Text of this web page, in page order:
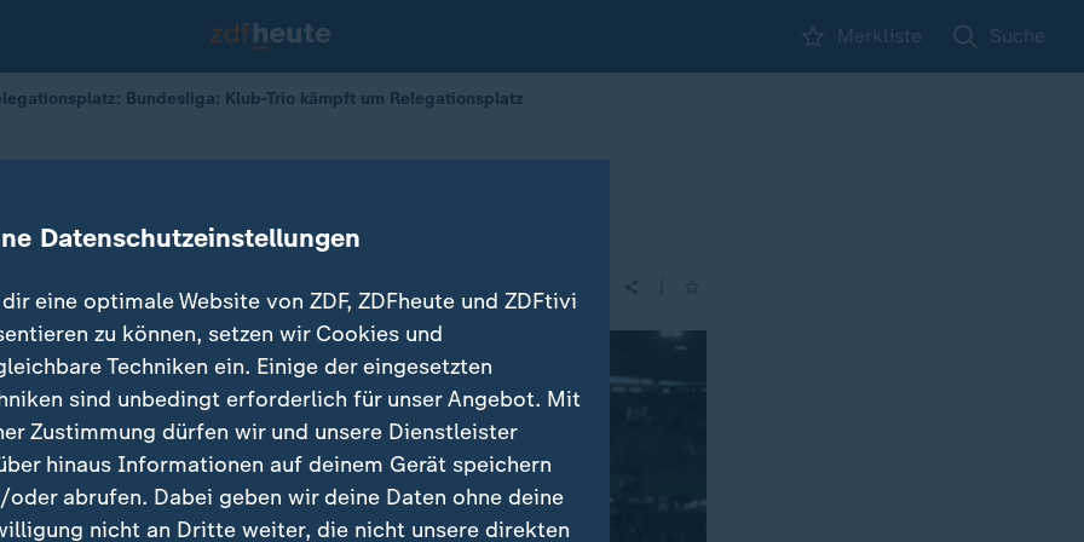
Merkliste Suche
Bundesliga: Klub-Trio kämpft um Relegationsplatz
Klub-Trio kämpft um Relegationsplatz
Datenschutzeinstellungen
eine optimale Website von ZDF, ZDFheute und ZDFtivi
zu können, setzen wir Cookies und
Techniken ein. Einige der eingesetzten
sind unbedingt erforderlich für unser Angebot. Mit
Zustimmung dürfen wir und unsere Dienstleister
hinaus Informationen auf deinem Gerät speichern
oder abrufen. Dabei geben wir deine Daten ohne deine
nicht an Dritte weiter, die nicht unsere direkten